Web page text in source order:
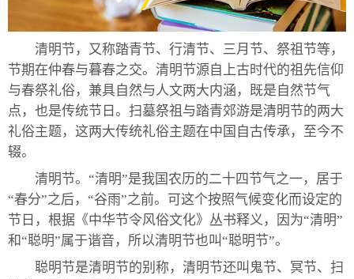
清明节，又称踏青节、行清节、三月节、祭祖节等，
节期在仲春与暮春之交。清明节源自上古时代的祖先信仰
与春祭礼俗，兼具自然与人文两大内涵，既是自然节气
点，也是传统节日。扫墓祭祖与踏青郊游是清明节的两大
礼俗主题，这两大传统礼俗主题在中国自古传承，至今不
辍。
清明节。“清明”是我国农历的二十四节气之一，居于
“春分”之后，“谷雨”之前。可这个按照气候变化而设定的
节日，根据《中华节令风俗文化》丛书释义，因为“清明”
和“聪明”属于谐音，所以清明节也叫“聪明节”。
聪明节是清明节的别称，清明节还叫鬼节、冥节、扫